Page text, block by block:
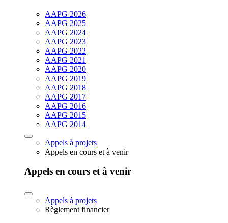
AAPG 2026
AAPG 2025
AAPG 2024
AAPG 2023
AAPG 2022
AAPG 2021
AAPG 2020
AAPG 2019
AAPG 2018
AAPG 2017
AAPG 2016
AAPG 2015
AAPG 2014
Appels à projets
Appels en cours et à venir
Appels en cours et à venir
Appels à projets
Règlement financier